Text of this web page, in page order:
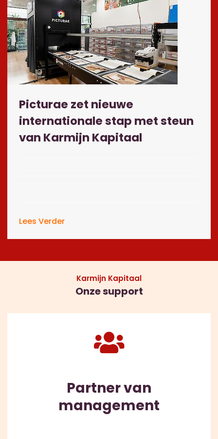
Picturae zet nieuwe
internationale stap met steun
van Karmijn Kapitaal
Lees Verder
Karmijn Kapitaal
Onze support
Partner van
management